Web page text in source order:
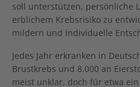
soll unterstützen, persönliche
erblichem Krebsrisiko zu
mildern und individuelle
Jedes Jahr erkranken in
Brustkrebs und 8.000 an
meist unklar, doch für etwa